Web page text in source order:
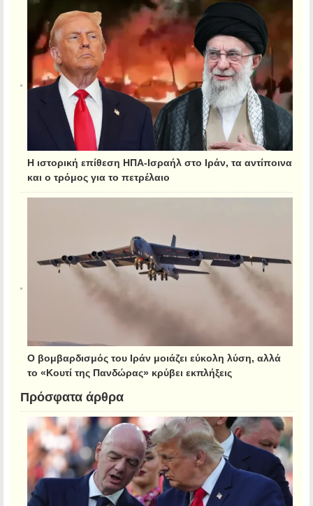
Η ιστορική επίθεση ΗΠΑ-Ισραήλ στο Ιράν, τα αντίποινα
και ο τρόμος για το πετρέλαιο
Ο βομβαρδισμός του Ιράν μοιάζει εύκολη λύση, αλλά
το «Κουτί της Πανδώρας» κρύβει εκπλήξεις
Πρόσφατα άρθρα